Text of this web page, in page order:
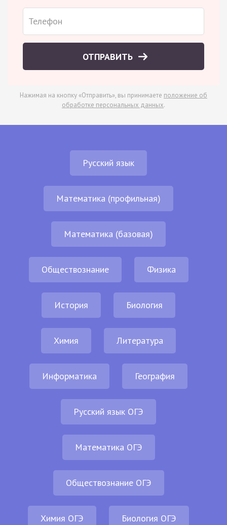
ОТПРАВИТЬ
Нажимая на кнопку «Отправить», вы принимаете положение об
обработке персональных данных.
Русский язык
Математика (профильная)
Математика (базовая)
Обществознание Физика
История Биология
Химия Литература
Информатика География
Русский язык ОГЭ
Математика ОГЭ
Обществознание ОГЭ
Химия ОГЭ Биология ОГЭ